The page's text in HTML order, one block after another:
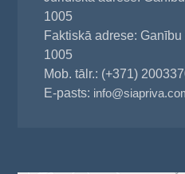
1005
Faktiskā adrese:
1005
Mob. tālr.: (+371)
E-pasts: